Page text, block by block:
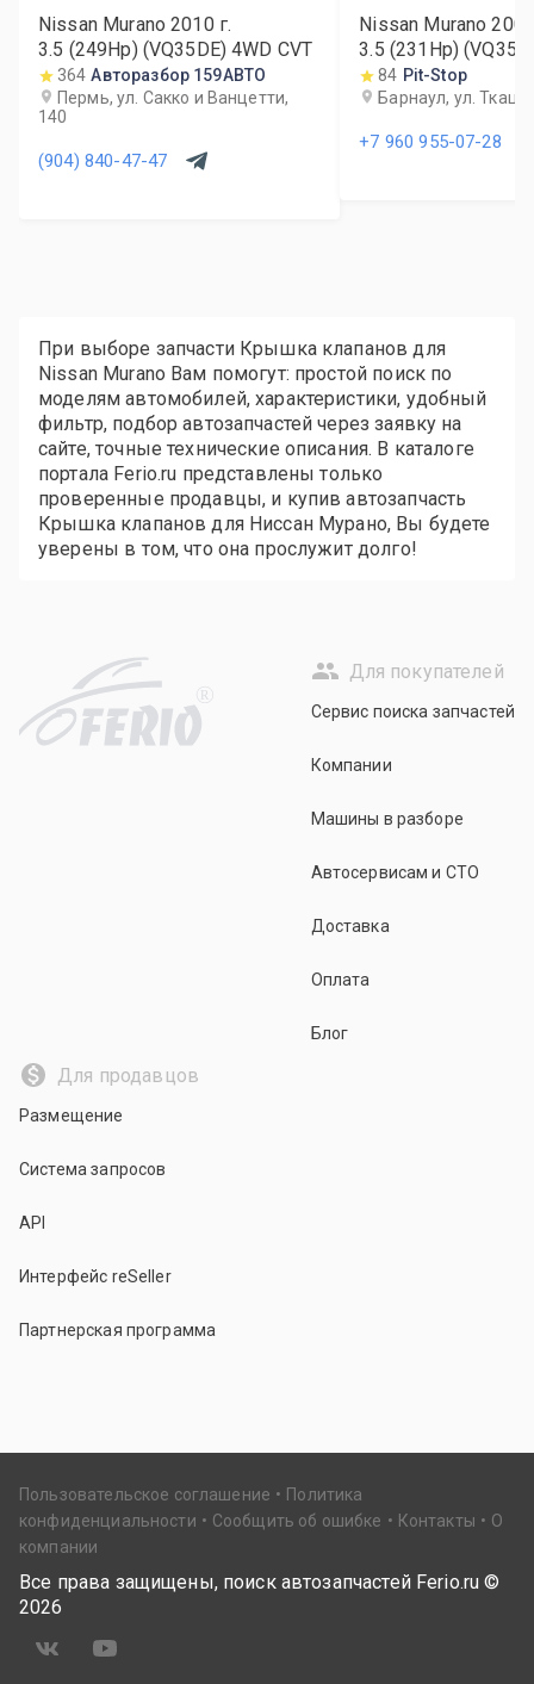
Nissan Murano 2010г.
3.5 (249Hp) (VQ35DE) 4WD CVT
364 Авторазбор 159АВТО
Пермь, ул. Сакко и Ванцетти,
140
(904) 840-47-47
Nissan Murano
3.5 (231Hp)
84 Pit-Stop
Барнаул, ул.
+7 960 955-07-28
При выборе запчасти Крышка клапанов для
Nissan Murano Вам помогут: простой поиск по
моделям автомобилей, характеристики, удобный
фильтр, подбор автозапчастей через заявку на
сайте, точные технические описания. В каталоге
портала Ferio.ru представлены только
проверенные продавцы, и купив автозапчасть
Крышка клапанов для Ниссан Мурано, Вы будете
уверены в том, что она прослужит долго!
R
Для покупателей
Сервис поиска запчастей
Компании
Машины в разборе
Автосервисам и СТО
Доставка
Оплата
Блог
Для продавцов
Размещение
Система запросов
API
Интерфейс reSeller
Партнерская программа
Пользовательское соглашение
Политика
конфиденциальности
Сообщить об ошибке Контакты
О
компании
Все права защищены, поиск автозапчастей Ferio.ru ©
2026